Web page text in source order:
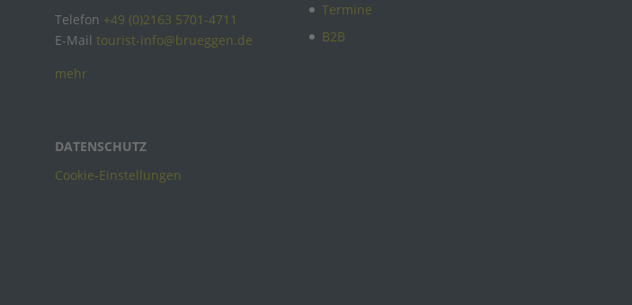
Telefon +49 (0)2163 5701-4711
E-Mail tourist-info@brueggen.de
mehr
DATENSCHUTZ
Cookie-Einstellungen
Termine
B2B